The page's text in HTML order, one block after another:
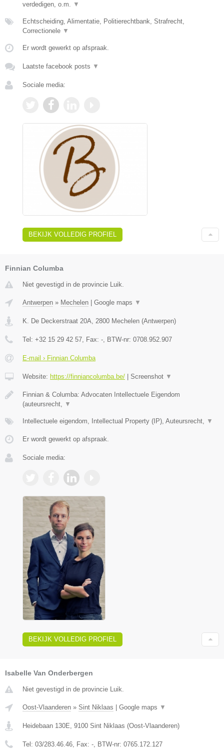
verdedigen, o.m. ▼
Echtscheiding, Alimentatie, Politierechtbank, Strafrecht,
Correctionele ▼
Er wordt gewerkt op afspraak.
Laatste facebook posts ▼
Sociale media:
BEKIJK VOLLEDIG PROFIEL
Finnian Columba
Niet gevestigd in de provincie Luik.
Antwerpen » Mechelen Google maps ▼
K. De Deckerstraat 20A 2800 Mechelen (Antwerpen)
Tel: +32 15 29 42 57 , Fax: - , BTW-nr: 0708.952.907
E-mail › Finnian Columba
Website: https://finniancolumba.be/ Screenshot ▼
Finnian & Columba: Advocaten Intellectuele Eigendom
(auteursrecht,
▼
Intellectuele eigendom, Intellectual Property (IP), Auteursrecht, ▼
Er wordt gewerkt op afspraak.
Sociale media:
BEKIJK VOLLEDIG PROFIEL
Isabelle Van Onderbergen
Niet gevestigd in de provincie Luik.
Oost-Vlaanderen » Sint Niklaas Google maps ▼
Heidebaan 130E 9100 Sint Niklaas (Oost-Vlaanderen)
Tel: 03/283.46.46 , Fax: - , BTW-nr: 0765.172.127